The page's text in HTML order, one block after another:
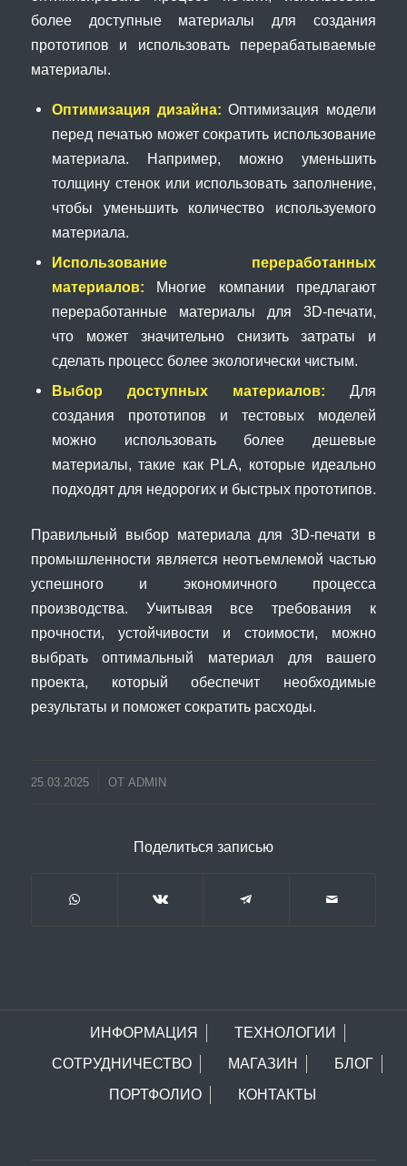
более доступные материалы для создания
прототипов и использовать перерабатываемые
материалы.
Оптимизация дизайна: Оптимизация модели
перед печатью может сократить использование
материала. Например, можно уменьшить
толщину стенок или использовать заполнение,
чтобы уменьшить количество используемого
материала.
Использование переработанных
материалов: Многие компании предлагают
переработанные материалы для 3D-печати,
что может значительно снизить затраты и
сделать процесс более экологически чистым.
Выбор доступных материалов: Для
создания прототипов и тестовых моделей
можно использовать более дешевые
материалы, такие как PLA, которые идеально
подходят для недорогих и быстрых прототипов.
Правильный выбор материала для 3D-печати в
промышленности является неотъемлемой частью
успешного и экономичного процесса
производства. Учитывая все требования к
прочности, устойчивости и стоимости, можно
выбрать оптимальный материал для вашего
проекта, который обеспечит необходимые
результаты и поможет сократить расходы.
25.03.2025 ОТ ADMIN
Поделиться записью
ИНФОРМАЦИЯ
ТЕХНОЛОГИИ
СОТРУДНИЧЕСТВО
МАГАЗИН
БЛОГ
ПОРТФОЛИО
КОНТАКТЫ